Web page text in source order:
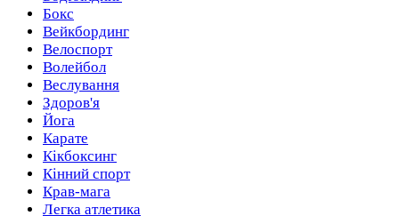
Бокс
Вейкбординг
Велоспорт
Волейбол
Веслування
Здоров'я
Йога
Карате
Кікбоксинг
Кінний спорт
Крав-мага
Легка атлетика